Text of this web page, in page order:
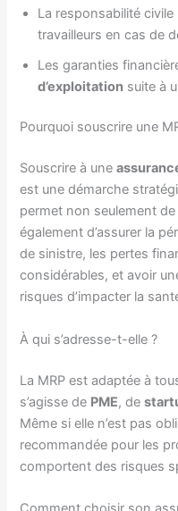
La responsabilité
travailleurs en cas de
Les garanties
d’exploitation suite à
Pourquoi souscrire une
Souscrire à une
est une démarche
permet non seulement
également d’assurer la
de sinistre, les pertes
considérables, et avoir
risques d’impacter la
À qui s’adresse-t-elle ?
La MRP est adaptée à
s’agisse de PME, de
Même si elle n’est pas
recommandée pour les
comportent des risques